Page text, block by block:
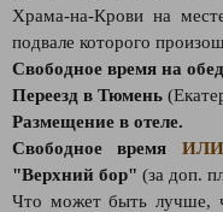
Храма-на-Крови на
подвале которого
Свободное время на обед
Переезд в Тюмень
Размещение в отеле.
Свободное время ИЛИ
"Верхний бор" (за доп.
Что может быть лучше,